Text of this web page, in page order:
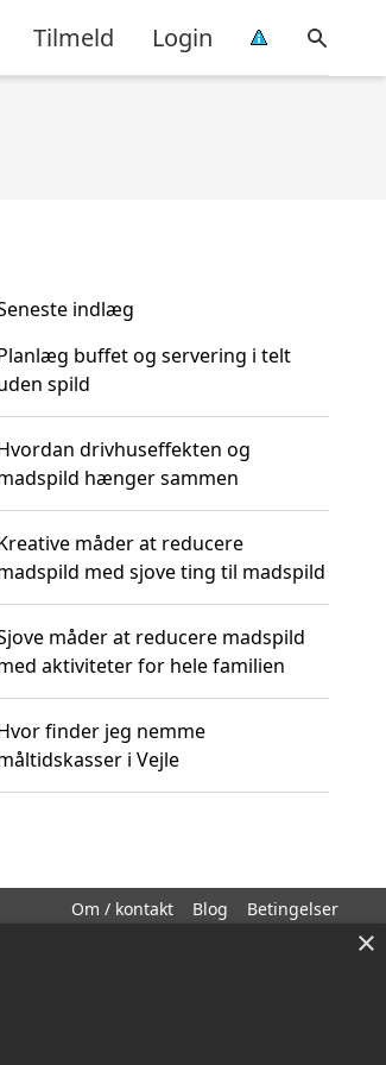
Tilmeld Login
indlæg
buffet og servering i telt
spild
drivhuseffekten og
hænger sammen
måder at reducere
med sjove ting til madspild
måder at reducere madspild
aktiviteter for hele familien
finder jeg nemme
i Vejle
Om / kontakt Blog Betingelser
×